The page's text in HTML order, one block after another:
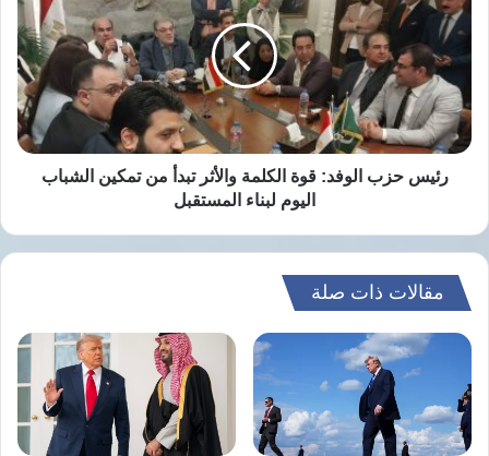
الإقليمي والدولي.
وكانت الولايات المتحدة أعلنت، يوم الاثنين
الماضي، إنهاء عملياتها الهجومية ضد إيران، مع
تحويل تركيزها نحو حماية الملاحة في مضيق هرمز،
رغم استمرار التوترات واستهداف سفينة شحن
الوفد:
قوة
الكلمة
والأثر
تبدأ
من
تمكينرئيس حزب الوفد: ​قوة الكلمة والأثر تبدأ من تمكين الشباب
اليوم لبناء المستقبل
مقالات ذات صلة